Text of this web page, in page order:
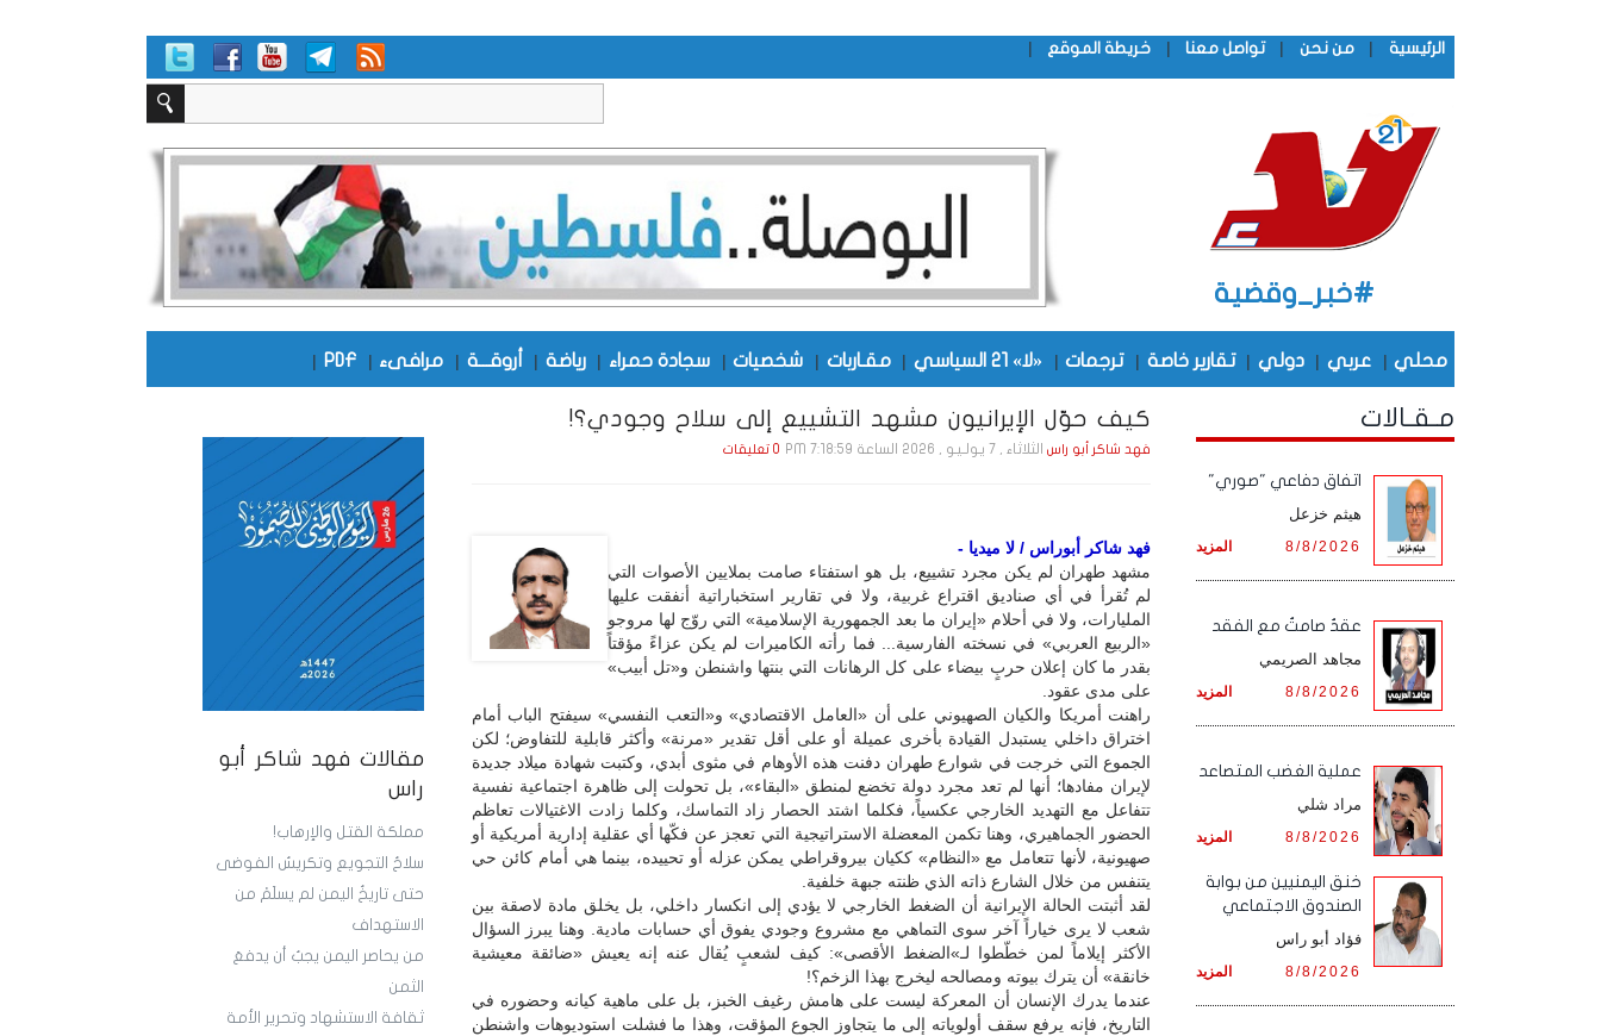
الرئيسية | من نحن | تواصل معنا | خريطة الموقع |
#خبر_وقضية
محلي | عربي | دولي | تقارير خاصة | ترجمات | «لا» 21 السياسي | مقـاربات | شخصيات | سجادة حمراء | رياضة | أروقـــة | مرافىء |
PDF
|
مقالات فهد شاكر أبو
راس
مملكة القتل والإرهاب!
سلاحُ التجويع وتكريسُ الفوضى
حتى تاريخُ اليمن لم يسلَمْ من
الاستهداف
من يحاصر اليمن يجبُ أن يدفعَ
الثمن
ثقافة الاستشهاد وتحرير الأمة
كيف حوّل الإيرانيون مشهد التشييع إلى سلاح وجودي؟!
فهد شاكر أبو راسالثلاثاء , 7 يـولـيـو , 2026 الساعة 7:18:59 PM 0 تعليقات
فهد شاكر أبوراس / لا ميديا -
مشهد طهران لم يكن مجرد تشييع، بل هو استفتاء صامت بملايين الأصوات التي
لم تُقرأ في أي صناديق اقتراع غربية، ولا في تقارير استخباراتية أنفقت عليها
المليارات، ولا في أحلام «إيران ما بعد الجمهورية الإسلامية» التي روّج لها مروجو
«الربيع العربي» في نسخته الفارسية... فما رأته الكاميرات لم يكن عزاءً مؤقتاً
بقدر ما كان إعلان حربٍ بيضاء على كل الرهانات التي بنتها واشنطن و«تل أبيب»
على مدى عقود.
راهنت أمريكا والكيان الصهيوني على أن «العامل الاقتصادي» و«التعب النفسي» سيفتح الباب أمام
اختراق داخلي يستبدل القيادة بأخرى عميلة أو على أقل تقدير «مرنة» وأكثر قابلية للتفاوض؛ لكن
الجموع التي خرجت في شوارع طهران دفنت هذه الأوهام في مثوى أبدي، وكتبت شهادة ميلاد جديدة
لإيران مفادها؛ أنها لم تعد مجرد دولة تخضع لمنطق «البقاء»، بل تحولت إلى ظاهرة اجتماعية نفسية
تتفاعل مع التهديد الخارجي عكسياً، فكلما اشتد الحصار زاد التماسك، وكلما زادت الاغتيالات تعاظم
الحضور الجماهيري، وهنا تكمن المعضلة الاستراتيجية التي تعجز عن فكّها أي عقلية إدارية أمريكية أو
صهيونية، لأنها تتعامل مع «النظام» ككيان بيروقراطي يمكن عزله أو تحييده، بينما هي أمام كائن حي
يتنفس من خلال الشارع ذاته الذي ظنته جبهة خلفية.
لقد أثبتت الحالة الإيرانية أن الضغط الخارجي لا يؤدي إلى انكسار داخلي، بل يخلق مادة لاصقة بين
شعب لا يرى خياراً آخر سوى التماهي مع مشروع وجودي يفوق أي حسابات مادية. وهنا يبرز السؤال
الأكثر إيلاماً لمن خطّطوا لـ»الضغط الأقصى»: كيف لشعبٍ يُقال عنه إنه يعيش «ضائقة معيشية
خانقة» أن يترك بيوته ومصالحه ليخرج بهذا الزخم؟!
عندما يدرك الإنسان أن المعركة ليست على هامش رغيف الخبز، بل على ماهية كيانه وحضوره في
التاريخ، فإنه يرفع سقف أولوياته إلى ما يتجاوز الجوع المؤقت، وهذا ما فشلت استوديوهات واشنطن
مـقـالات
اتفاق دفاعي "صوري"
هيثم خزعل
المزيد 8/8/2026
عقدٌ صامتٌ مع الفقد
مجاهد الصريمي
المزيد 8/8/2026
‏عملية الغضب المتصاعد
مراد شلي
المزيد 8/8/2026
خنق اليمنيين من بوابة
الصندوق الاجتماعي
فؤاد أبو راس
المزيد 8/8/2026